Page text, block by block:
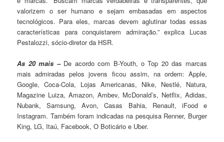
valorizem o ser humano e sejam embasadas em aspectos
tecnológicos. Para eles, marcas devem aglutinar todas essas
características para conquistarem admiração.” explica Lucas
Pestalozzi, sócio-diretor da HSR.
As 20 mais –De acordo com B-Youth, o Top 20 das marcas
mais admiradas pelos jovens ficou assim, na ordem: Apple,
Google, Coca-Cola, Lojas Americanas, Nike, Nestlé, Natura,
Magazine Luiza, Amazon, Ambev, McDonald’s, Netflix, Adidas,
Nubank, Samsung, Avon, Casas Bahia, Renault, iFood e
Instagram. Também foram indicadas na pesquisa Renner, Burger
King, LG, Itaú, Facebook, O Boticário e Uber.